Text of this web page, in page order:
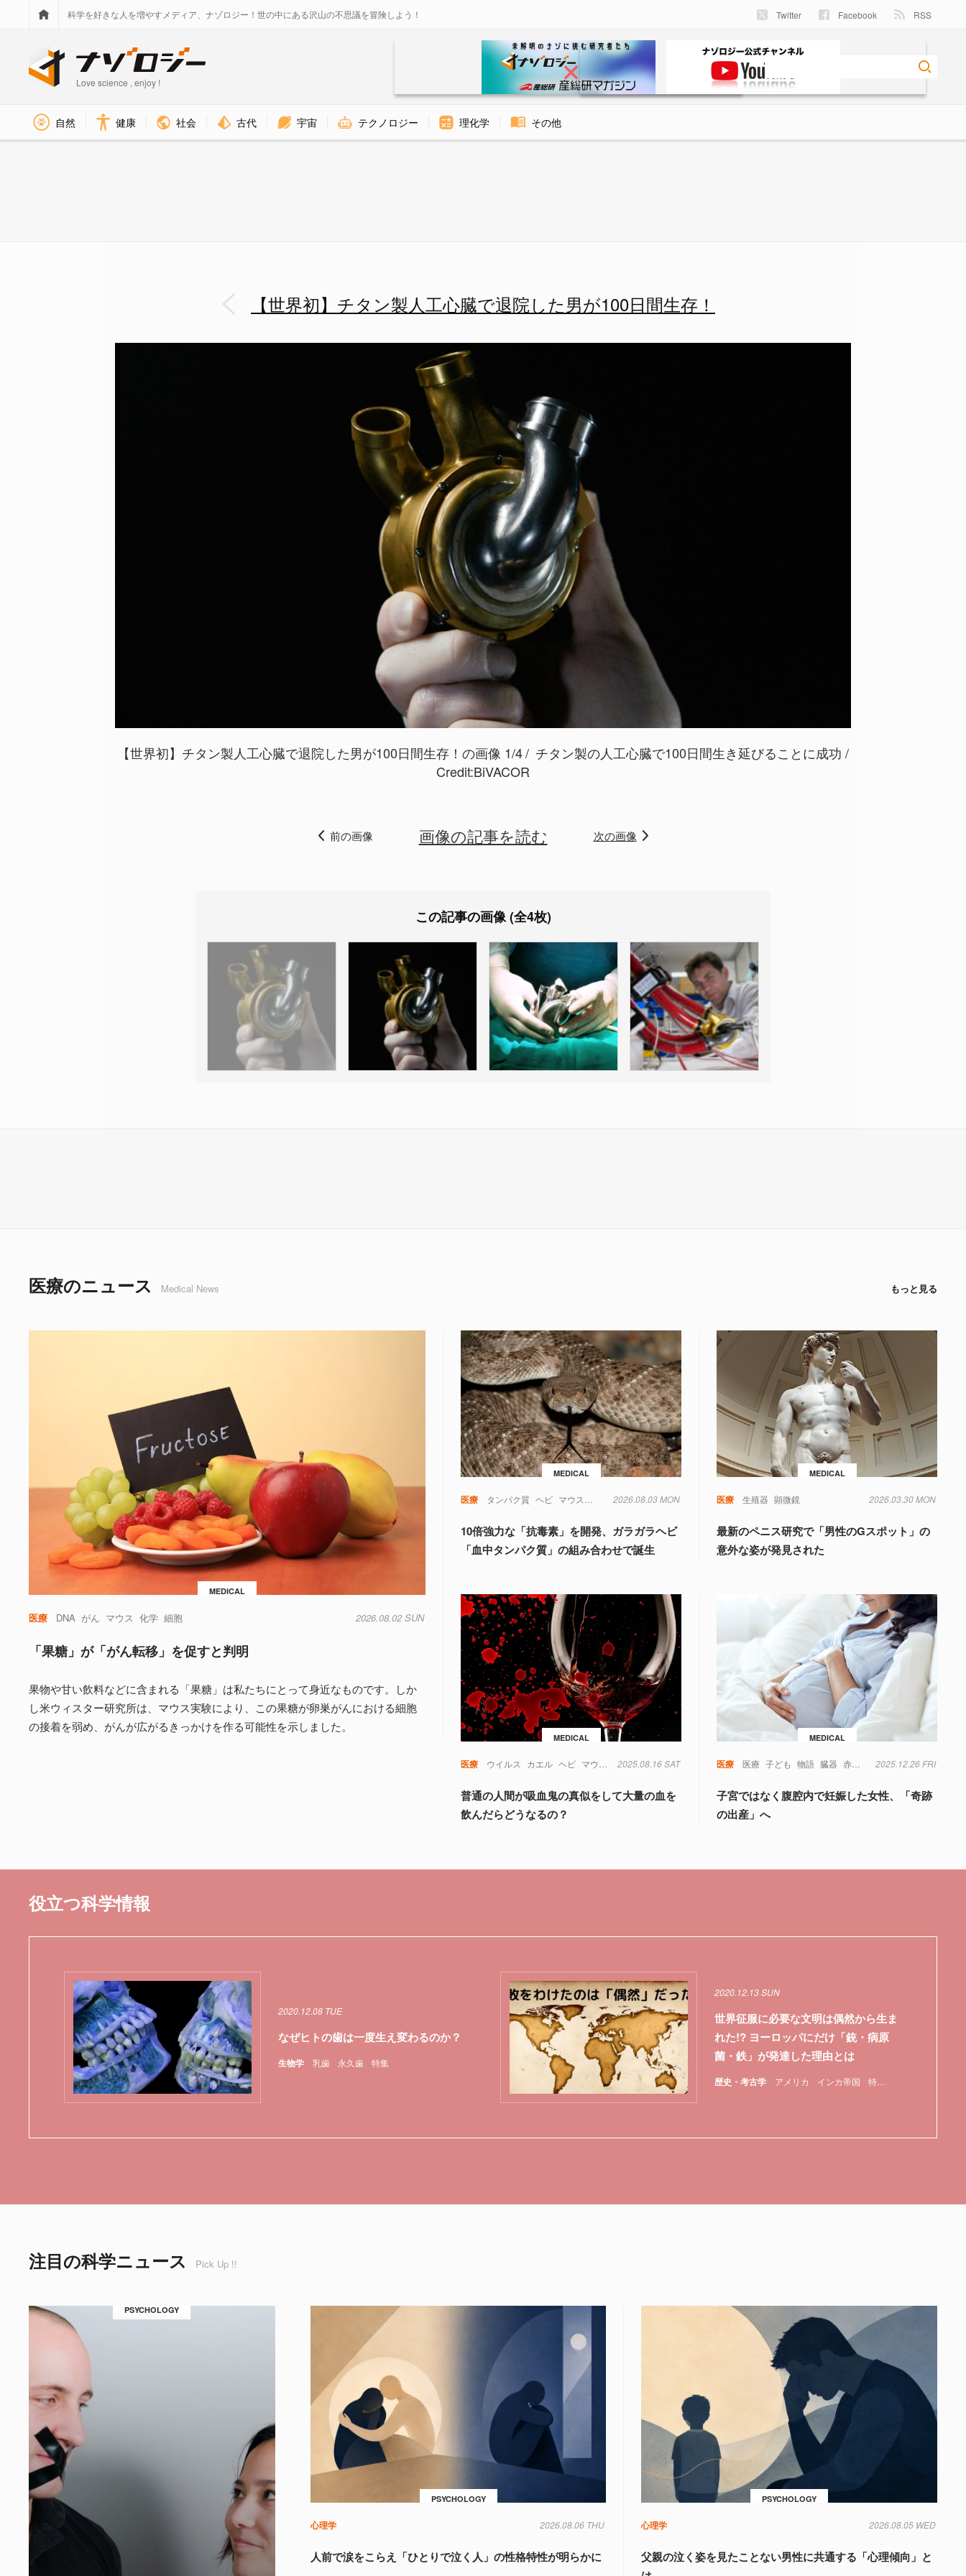
科学を好きな人を増やすメディア、ナゾロジー！世の中にある沢山の不思議を冒険しよう！ Twitter Facebook RSS
Love science , enjoy !
自然 健康 社会 古代 宇宙 テクノロジー 理化学 その他
【世界初】チタン製人工心臓で退院した男が100日間生存！
【世界初】チタン製人工心臓で退院した男が100日間生存！の画像 1/4
チタン製の人工心臓で100日間生き延びることに成功 /
Credit:BiVACOR
前の画像 画像の記事を読む 次の画像
この記事の画像 (全4枚)
医療のニュース Medical News もっと見る
MEDICAL
医療 DNA がん マウス 化学 細胞 2026.08.02 SUN
「果糖」が「がん転移」を促すと判明
果物や甘い飲料などに含まれる「果糖」は私たちにとって身近なものです。しか
し米ウィスター研究所は、マウス実験により、この果糖が卵巣がんにおける細胞
の接着を弱め、がんが広がるきっかけを作る可能性を示しました。
MEDICAL
医療 タンパク質 ヘビ マウス 実験 毒 遺伝子
2026.08.03 MON
10倍強力な「抗毒素」を開発、ガラガラヘビ
「血中タンパク質」の組み合わせで誕生
MEDICAL
医療 生殖器 顕微鏡 2026.03.30 MON
最新のペニス研究で「男性のGスポット」の
意外な姿が発見された
MEDICAL
医療 ウイルス カエル ヘビ マウス 免疫 毒 糖尿病 遺伝子
2025.08.16 SAT
普通の人間が吸血鬼の真似をして大量の血を
飲んだらどうなるの？
MEDICAL
医療 医療 子ども 物語 臓器 赤ちゃん 2025.12.26 FRI
子宮ではなく腹腔内で妊娠した女性、「奇跡
の出産」へ
役立つ科学情報
生物学 乳歯 永久歯 特集
2020.12.08 TUE
なぜヒトの歯は一度生え変わるのか？
歴史・考古学 アメリカ インカ帝国 特集
2020.12.13 SUN
世界征服に必要な文明は偶然から生ま
れた!? ヨーロッパにだけ「銃・病原
菌・鉄」が発達した理由とは
注目の科学ニュース Pick Up !!
PSYCHOLOGY
PSYCHOLOGY
心理学 2026.08.06 THU
人前で涙をこらえ「ひとりで泣く人」の性格特性が明らかに
PSYCHOLOGY
心理学 2026.08.05 WED
父親の泣く姿を見たことない男性に共通する「心理傾向」と